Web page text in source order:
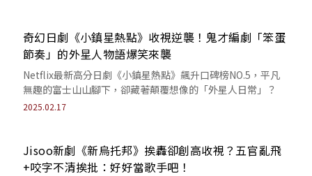
奇幻日劇《小鎮星熱點》收視逆襲！鬼才編劇「笨蛋
節奏」的外星人物語爆笑來襲
Netflix最新高分日劇《小鎮星熱點》飆升口碑榜NO.5，平凡
無趣的富士山山腳下，卻藏著顛覆想像的「外星人日常」？
2025.02.17
Jisoo新劇《新烏托邦》挨轟卻創高收視？五官亂飛
+咬字不清挨批：好好當歌手吧！